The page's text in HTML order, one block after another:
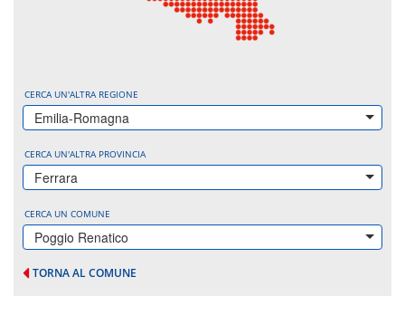
CERCA UN'ALTRA REGIONE
Emilia-Romagna
CERCA UN'ALTRA PROVINCIA
Ferrara
CERCA UN COMUNE
Poggio Renatico
TORNA AL COMUNE